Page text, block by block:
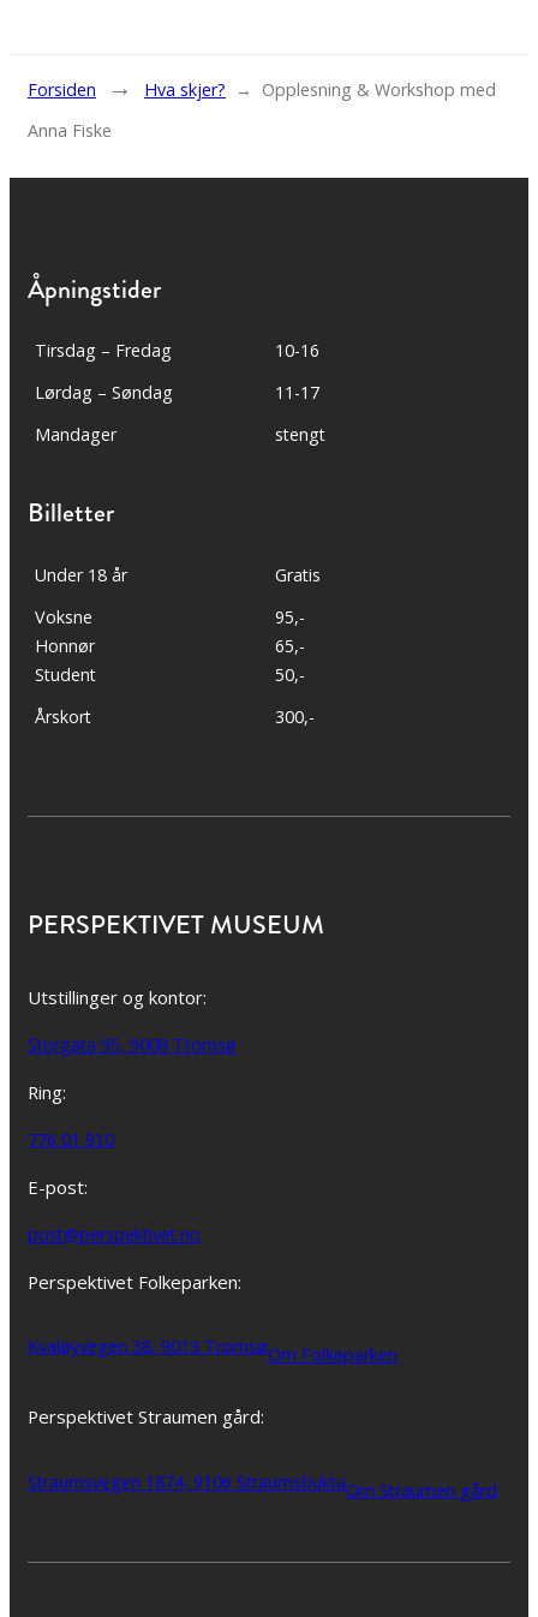
Forsiden → Hva skjer? → Opplesning & Workshop med
Anna Fiske
Åpningstider
Tirsdag – Fredag
10-16
Lørdag – Søndag
11-17
Mandager
stengt
Billetter
Under 18 år
Gratis
Voksne
Honnør
Student
95,-
65,-
50,-
Årskort
300,-
PERSPEKTIVET MUSEUM
Utstillinger og kontor:
Storgata 95, 9008 Tromsø
Ring:
776 01 910
E-post:
post@perspektivet.no
Perspektivet Folkeparken:
Kvaløyvegen 38, 9013 TromsøOm Folkeparken
Perspektivet Straumen gård:
Straumsvegen 1874, 9106 StraumsbuktaOm Straumen gård